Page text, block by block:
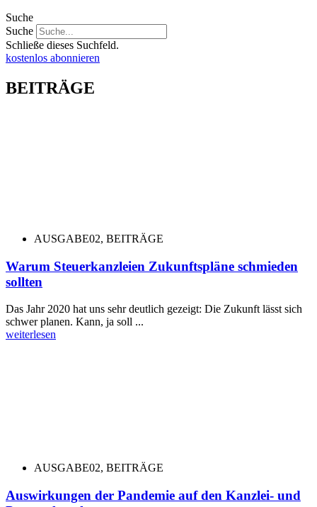
Suche
Suche
Schließe dieses Suchfeld.
kostenlos abonnieren
BEITRÄGE
AUSGABE02, BEITRÄGE
Warum Steuerkanzleien Zukunftspläne schmieden
sollten
Das Jahr 2020 hat uns sehr deutlich gezeigt: Die Zukunft lässt sich
schwer planen. Kann, ja soll ...
weiterlesen
AUSGABE02, BEITRÄGE
Auswirkungen der Pandemie auf den Kanzlei- und